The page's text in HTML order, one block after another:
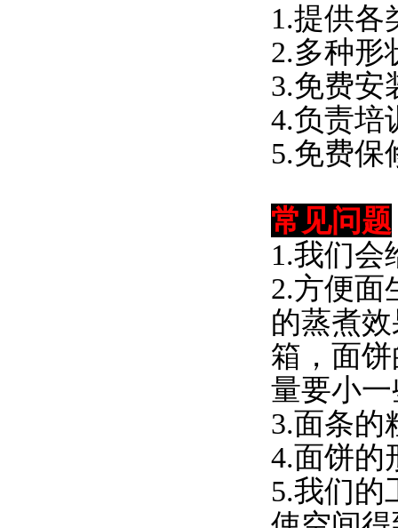
1.提供各
2.多种形
3.免费安
4.负责培
5.免费保
常见问题
1.我们会
2.方便面
的蒸煮
箱，面
量要小
3.面条的
4.面饼的
5.我们的